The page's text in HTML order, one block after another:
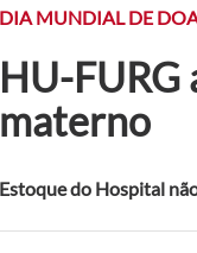
DIA MUNDIAL DE
HU-FURG
materno
Estoque do Hospital